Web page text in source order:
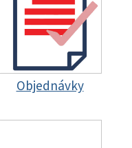
Objednávky